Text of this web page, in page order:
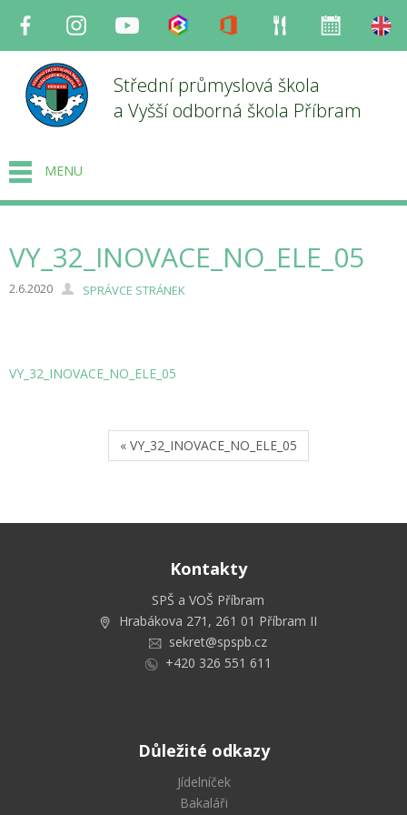
Facebook InstagramYoutube Bakaláři Office Strava
Střední průmyslová škola
a Vyšší odborná škola Příbram
MENU
VY_32_INOVACE_NO_ELE_05
2.6.2020 SPRÁVCE STRÁNEK
VY_32_INOVACE_NO_ELE_05
« VY_32_INOVACE_NO_ELE_05
Kontakty
SPŠ a VOŠ Příbram
Hrabákova 271, 261 01 Příbram II
sekret@spspb.cz
+420 326 551 611
Důležité odkazy
Jídelníček
Bakaláři